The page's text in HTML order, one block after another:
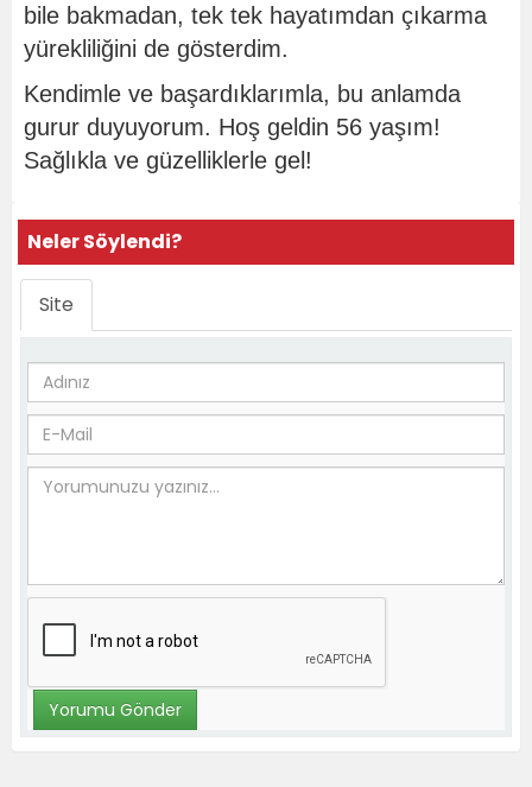
bile bakmadan, tek tek hayatımdan çıkarma
yürekliliğini de gösterdim.
Kendimle ve başardıklarımla, bu anlamda
gurur duyuyorum. Hoş geldin 56 yaşım!
Sağlıkla ve güzelliklerle gel!
Neler Söylendi?
Site